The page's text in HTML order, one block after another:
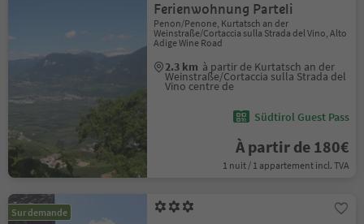
Ferienwohnung Parteli
Penon/Penone, Kurtatsch an der
Weinstraße/Cortaccia sulla Strada del Vino, Alto
Adige Wine Road
2.3 km à partir de Kurtatsch an der
Weinstraße/Cortaccia sulla Strada del
Vino centre de
Südtirol Guest Pass
À partir de 180€
1 nuit / 1 appartement incl. TVA
Sur demande